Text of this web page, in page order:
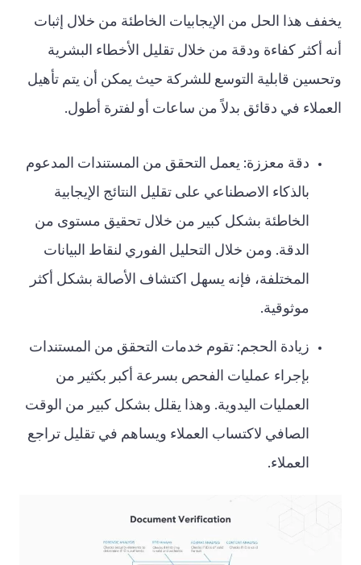
يخفف هذا الحل من الإيجابيات الخاطئة من خلال إثبات
أنه أكثر كفاءة ودقة من خلال تقليل الأخطاء البشرية
وتحسين قابلية التوسع للشركة حيث يمكن أن يتم تأهيل
العملاء في دقائق بدلاً من ساعات أو لفترة أطول.
دقة معززة: يعمل التحقق من المستندات المدعوم
بالذكاء الاصطناعي على تقليل النتائج الإيجابية
الخاطئة بشكل كبير من خلال تحقيق مستوى من
الدقة. ومن خلال التحليل الفوري لنقاط البيانات
المختلفة، فإنه يسهل اكتشاف الأصالة بشكل أكثر
موثوقية.
زيادة الحجم: تقوم خدمات التحقق من المستندات
بإجراء عمليات الفحص بسرعة أكبر بكثير من
العمليات اليدوية. وهذا يقلل بشكل كبير من الوقت
الصافي لاكتساب العملاء ويساهم في تقليل تراجع
العملاء.